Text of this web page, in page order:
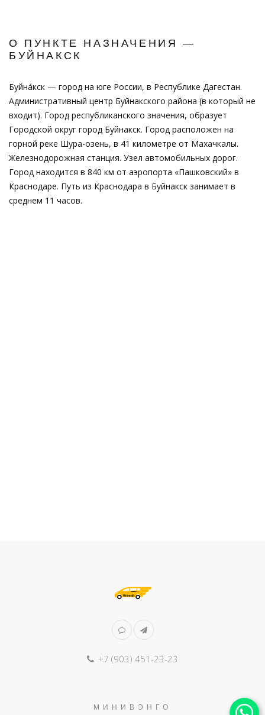
О ПУНКТЕ НАЗНАЧЕНИЯ —
БУЙНАКСК
Буйна́кск — город на юге России, в Республике Дагестан.
Административный центр Буйнакского района (в который не
входит). Город республиканского значения, образует
Городской округ город Буйнакск. Город расположен на
горной реке Шура-озень, в 41 километре от Махачкалы.
Железнодорожная станция. Узел автомобильных дорог.
Город находится в 840 км от аэропорта «Пашковский» в
Краснодаре. Путь из Краснодара в Буйнакск занимает в
среднем 11 часов.
+7 (903) 451-23-23
МИНИВЭНГО